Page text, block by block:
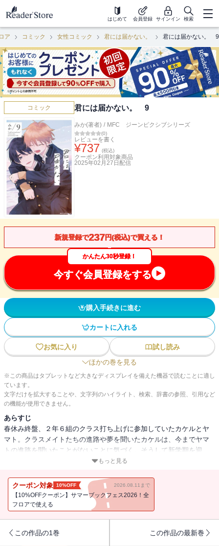
はじめて 会員登録 サインイン 検索
ア コミック 女性コミック 君には届かない。 君には届かない。 9
コミック 君には届かない。 9
みか(著者) / MFC ジーンピクシブシリーズ
(0)
レビューを書く
¥737 (税込)
クーポン利用対象商品
2025年02月27日 配信
新規登録で237円(税込)で買える！
かんたん30秒登録！
今すぐ会員登録をする
購入手続きに進む
カートに入れる
お気に入り
試し読み
ほかの巻を見る
※この商品はタブレットなど大きなディスプレイを備えた機器で読むことに適し
ています。
文字だけを拡大することや、文字列のハイライト、検索、辞書の参照、引用など
の機能が使用できません。
あらすじ
春休み終盤、２年６組のクラス打ち上げに参加していたカケルとヤ
マト。クラスメイトたちの進路や夢を聞いたカケルは、今までヤマ
トの進路を聞いたことがないことに気づく。そうして新学期を迎
え、高校３年生になったカケルとヤマトに新たな試練がふりかかっ
ズストーリー第9巻!!
もっと見る
クーポン対象 10%OFF 2026.08.11まで
【10%OFFクーポン】サマーブックフェス2026！全
フロアで使える
この作品の1巻 この作品の最新巻